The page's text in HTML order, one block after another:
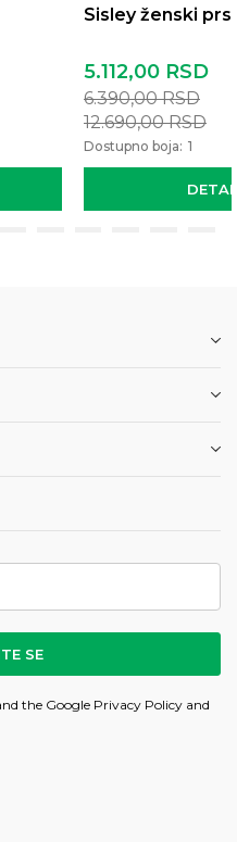
Sisley ženski
5.112,00 RSD
6.390,00RSD
12.690,00RSD
Dostupno boja: 1
SE
the Google Privacy Policy and